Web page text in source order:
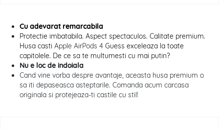
Cu adevarat remarcabila
Protectie imbatabila. Aspect spectaculos. Calitate premium.
Husa casti Apple AirPods 4 Guess exceleaza la toate
capitolele. De ce sa te multumesti cu mai putin?
Nu e loc de indoiala
Cand vine vorba despre avantaje, aceasta husa premium o
sa iti depaseasca asteptarile. Comanda acum carcasa
originala si protejeaza-ti castile cu stil!